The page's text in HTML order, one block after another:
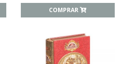
COMPRAR